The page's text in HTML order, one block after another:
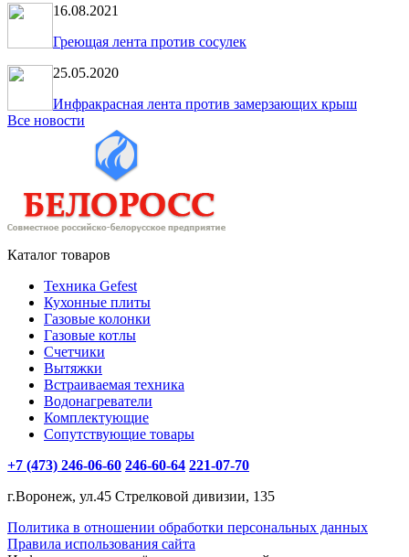
16.08.2021
Греющая лента против сосулек
25.05.2020
Инфракрасная лента против замерзающих крыш
Все новости
Каталог товаров
Техника Gefest
Кухонные плиты
Газовые колонки
Газовые котлы
Счетчики
Вытяжки
Встраиваемая техника
Водонагреватели
Комплектующие
Сопутствующие товары
+7 (473) 246-06-60 246-60-64 221-07-70
г.Воронеж, ул.45 Стрелковой дивизии, 135
Политика в отношении обработки персональных данных
Правила использования сайта